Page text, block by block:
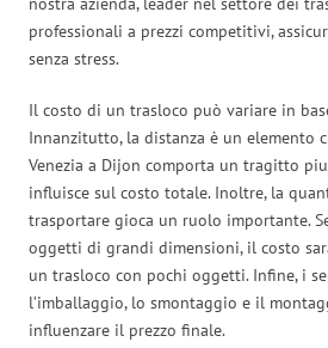
professionali a prezzi competitivi,
senza stress.
Il costo di un trasloco può variare in
Innanzitutto, la distanza è un elemento
Venezia a Dijon comporta un tragitto
influisce sul costo totale. Inoltre, la
trasportare gioca un ruolo importante.
oggetti di grandi dimensioni, il costo
un trasloco con pochi oggetti. Infine, i
l’imballaggio, lo smontaggio e il
influenzare il prezzo finale.